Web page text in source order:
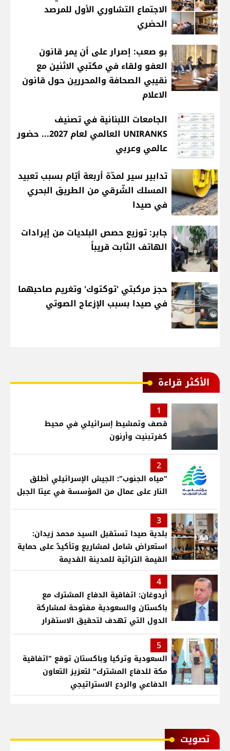
الاجتماع التشاوري الأول للمرصد
الحضري
بو صعب: إصرار على أن يمر قانون
العفو ولقاء في مكتبي الاثنين مع
نقيبي الصحافة والمحررين حول قانون
الاعلام
الجامعات اللبنانية في تصنيف
UNIRANKS العالمي لعام 2027... حضور
عالمي وعربي
تدابير سير لمدّة أربعة أيّام بسبب تعبيد
المسلك الشّرقي من الطريق البحري
في صيدا
جابر: توزيع حصص البلديات من إيرادات
الهاتف الثابت قريباً
حجز مركبتي 'توكتوك' وتغريم صاحبهما
في صيدا بسبب الإزعاج الصوتي
الأكثر قراءة
1
قصف وتمشيط إسرائيلي في محيط
كفرتبنيت وأرنون
2
"مياه الجنوب": الجيش الإسرائيلي أطلق
النار على عمال من المؤسسة في عيتا الجبل
3
بلدية صيدا تستقبل السيد محمد زيدان:
استعراض شامل لمشاريع وتأكيدٌ على حماية
القيمة التراثية للمدينة القديمة
4
أردوغان: اتفاقية الدفاع المشترك مع
باكستان والسعودية مفتوحة لمشاركة
الدول التي تهدف لتحقيق الاستقرار
بمنطقتنا
5
السعودية وتركيا وباكستان توقع "اتفاقية
مكة للدفاع المشترك" لتعزيز التعاون
الدفاعي والردع الاستراتيجي
ﺗﺼﻮﻳﺖ